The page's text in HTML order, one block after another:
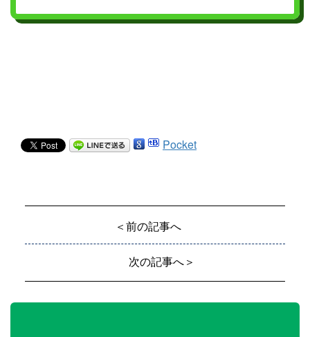
Pocket
＜前の記事へ
次の記事へ＞